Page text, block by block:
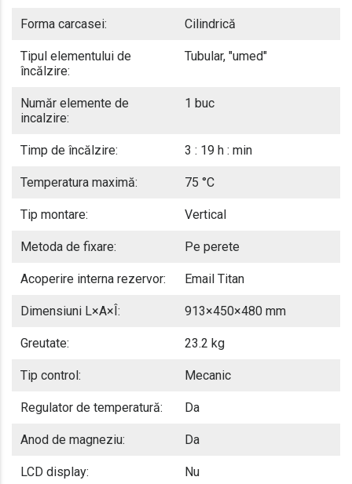
Forma carcasei: Cilindrică
Tipul elementului de
încălzire:
Tubular, "umed"
Număr elemente de
incalzire:
1 buc
Timp de încălzire: 3 : 19 h : min
Temperatura maximă: 75 °C
Tip montare: Vertical
Metoda de fixare: Pe perete
Acoperire interna rezervor: Email Titan
Dimensiuni L×A×Î: 913×450×480 mm
Greutate: 23.2 kg
Tip control: Mecanic
Regulator de temperatură: Da
Anod de magneziu: Da
LCD display: Nu